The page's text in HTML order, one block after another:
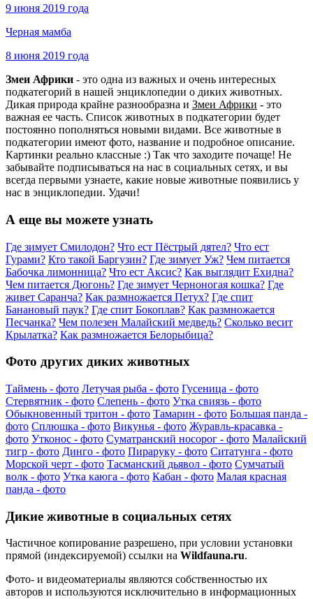
9 июня 2019 года
Черная мамба
8 июня 2019 года
Змеи Африки - это одна из важных и очень интересных
подкатегорий в нашей энциклопедии о диких животных.
Дикая природа крайне разнообразна и Змеи Африки - это
важная ее часть. Список животных в подкатегории будет
постоянно пополняться новыми видами. Все животные в
подкатегории имеют фото, название и подробное описание.
Картинки реально классные :) Так что заходите почаще! Не
забывайте подписываться на нас в социальных сетях, и вы
всегда первыми узнаете, какие новые животные появились у
нас в энциклопедии. Удачи!
А еще вы можете узнать
Где зимует Смилодон? Что ест Пёстрый дятел? Что ест
Гурами? Кто такой Баргузин? Где зимует Уж? Чем питается
Бабочка лимонница? Что ест Аксис? Как выглядит Ехидна?
Чем питается Дюгонь? Где зимует Черноногая кошка? Где
живет Саранча? Как размножается Петух? Где спит
Банановый паук? Где спит Бокоплав? Как размножается
Песчанка? Чем полезен Малайский медведь? Сколько весит
Крылатка? Как размножается Белорыбица?
Фото других диких животных
Таймень - фото Летучая рыба - фото Гусеница - фото
Стервятник - фото Слепень - фото Утка свиязь - фото
Обыкновенный тритон - фото Тамарин - фото Большая панда -
фото Сплюшка - фото Викунья - фото Журавль-красавка -
фото Утконос - фото Суматранский носорог - фото Малайский
тигр - фото Динго - фото Пираруку - фото Ситатунга - фото
Морской черт - фото Тасманский дьявол - фото Сумчатый
волк - фото Утка каюга - фото Кабан - фото Малая красная
панда - фото
Дикие животные в социальных сетях
Частичное копирование разрешено, при условии установки
прямой (индексируемой) ссылки на Wildfauna.ru.
Фото- и видеоматериалы являются собственностью их
авторов и используются исключительно в информационных